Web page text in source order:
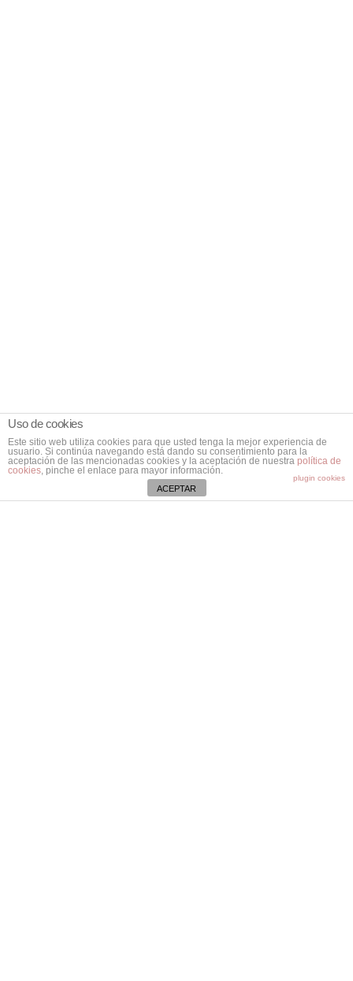
Uso de cookies
Este sitio web utiliza cookies para que usted tenga la mejor experiencia de
usuario. Si continúa navegando está dando su consentimiento para la
aceptación de las mencionadas cookies y la aceptación de nuestra política de
cookies, pinche el enlace para mayor información.
plugin cookies
ACEPTAR